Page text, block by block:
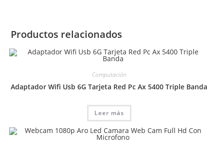
Productos relacionados
Computación
Adaptador Wifi Usb 6G Tarjeta Red Pc Ax 5400 Triple Banda
Leer más